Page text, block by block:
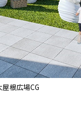
屋根広場CG